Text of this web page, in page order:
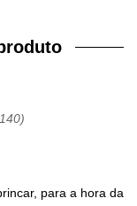
para a hora da